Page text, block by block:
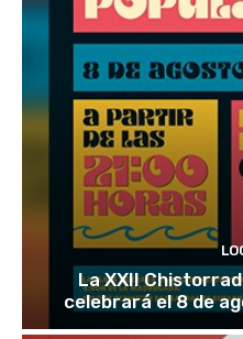
La XXII
celebrará el 8 de